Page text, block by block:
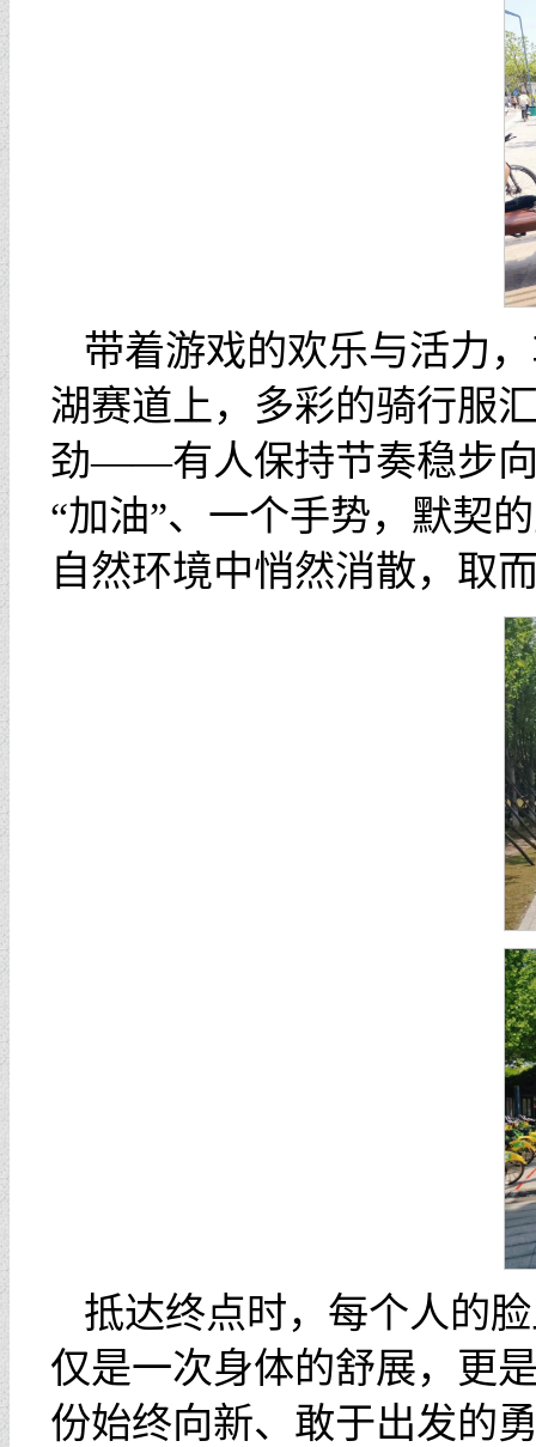
带着游戏的欢乐与活力
湖赛道上，多彩的骑行服
劲——有人保持节奏稳步向
“加油”、一个手势，默契
自然环境中悄然消散，取
抵达终点时，每个人的
仅是一次身体的舒展，更
份始终向新、敢于出发的